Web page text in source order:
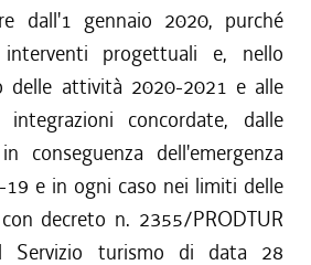
dall'1 gennaio 2020, purché
progettuali e, nello
delle attività 2020-2021 e alle
concordate, dalle
conseguenza dell'emergenza
19 e in ogni caso nei limiti delle
decreto n. 2355/PRODTUR
Servizio turismo di data 28